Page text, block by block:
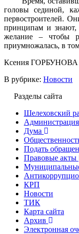
головы сединой,
первостроителей.
принципам и знают,
желание – чтобы
приумножалась, в
Ксения ГОРБУНОВА
В рубрике: Новости
Разделы сайта
Шелеховский
Администрация
Дума
Подать
Правовые акты
КРП
Новости
ТИК
Карта сайта
Архив
Электронная